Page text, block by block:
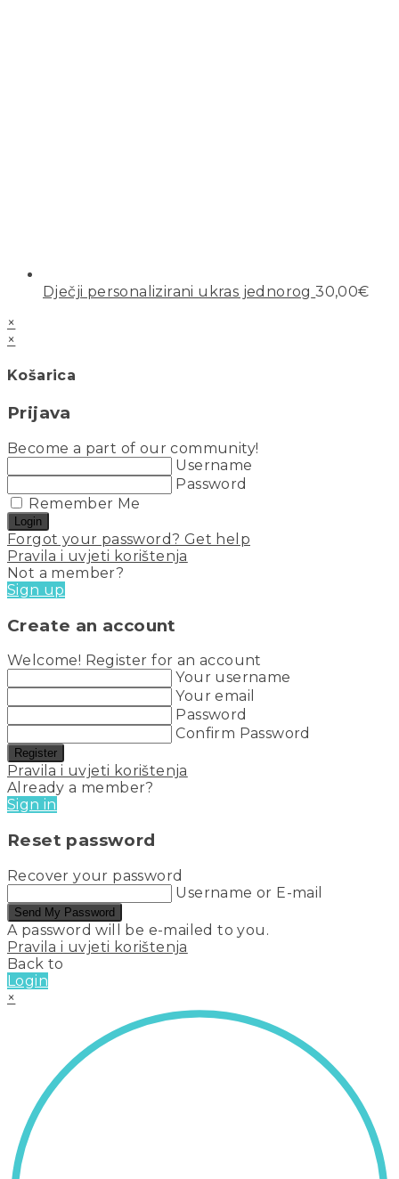
Dječji personalizirani ukras jednorog 30,00€
×
×
Košarica
Prijava
Become a part of our community!
Username
Password
Remember Me
Login
Forgot your password? Get help
Pravila i uvjeti korištenja
Not a member?
Sign up
Create an account
Welcome! Register for an account
Your username
Your email
Password
Confirm Password
Register
Pravila i uvjeti korištenja
Already a member?
Sign in
Reset password
Recover your password
Username or E-mail
Send My Password
A password will be e-mailed to you.
Pravila i uvjeti korištenja
Back to
Login
×